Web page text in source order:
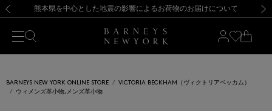
新規登録のお客様も対象！＜MY BARNEYS＞会員のお客様は11,000円（税込）以上のお買上げで常時送料無料！お買い物の際は会員登録を！
【夏季休業に伴う返品・交換承り一時停止のお知らせ】（2026.8.5）
熊本県を中心とした地震の影響によるお荷物のお届けについて
【開催中】SUMMER SALEのご案内・ご注意事項 新規登録のお客様も対象！＜MY BARNEYS＞会員のお客様は11,000円（税込）以上のお買上げで常時送料無料！お買い物の際は会員登録を！
【夏季休業に伴う返品・交換承り一時停止のお知らせ】（2026.8.5）
BARNEYS NEW YORK ONLINE STORE
VICTORIA BECKHAM（ヴィクトリアベッカム）
ウィメンズ革小物,メンズ革小物